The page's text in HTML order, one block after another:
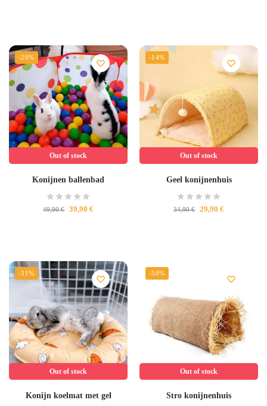
-20%
Out of stock
Konijnen ballenbad
49,90€ 39,90 €
-14%
Out of stock
Geel konijnenhuis
34,90€ 29,90 €
-31%
Out of stock
Konijn koelmat met gel
-50%
Out of stock
Stro konijnenhuis